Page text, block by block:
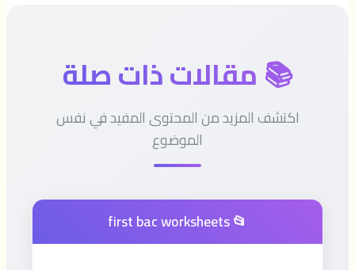
📚 مقالات ذات صلة
اكتشف المزيد من المحتوى المفيد في نفس
الموضوع
📂 first bac worksheets